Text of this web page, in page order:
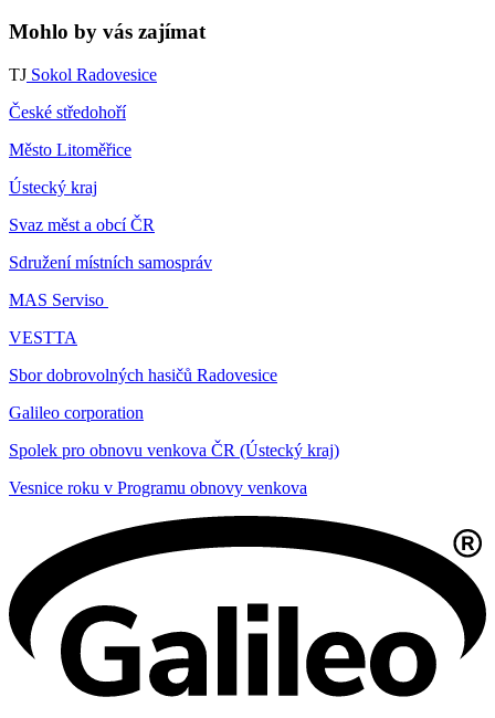
Mohlo by vás zajímat
TJ Sokol Radovesice
České středohoří
Město Litoměřice
Ústecký kraj
Svaz měst a obcí ČR
Sdružení místních samospráv
MAS Serviso
VESTTA
Sbor dobrovolných hasičů Radovesice
Galileo corporation
Spolek pro obnovu venkova ČR (Ústecký kraj)
Vesnice roku v Programu obnovy venkova